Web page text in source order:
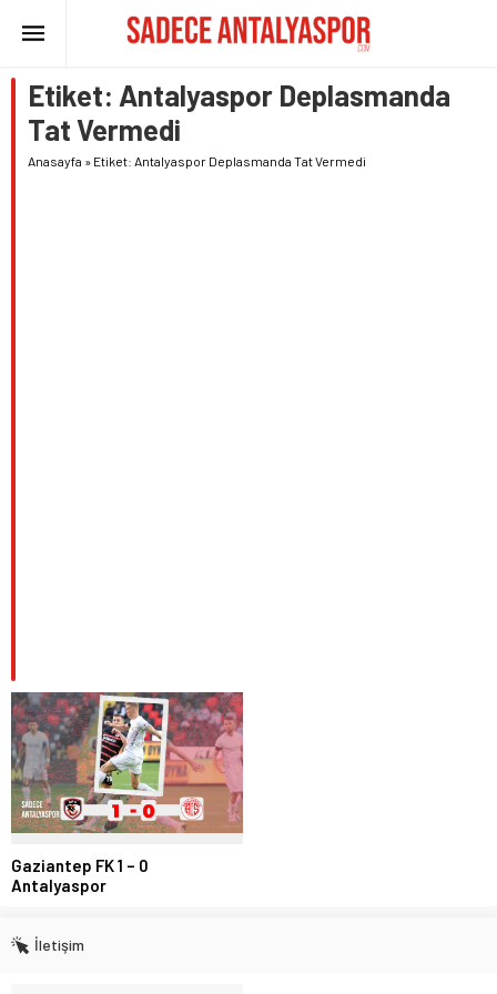
Etiket: Antalyaspor Deplasmanda
Tat Vermedi
Anasayfa » Etiket: Antalyaspor Deplasmanda Tat Vermedi
Gaziantep FK 1 – 0
Antalyaspor
İletişim